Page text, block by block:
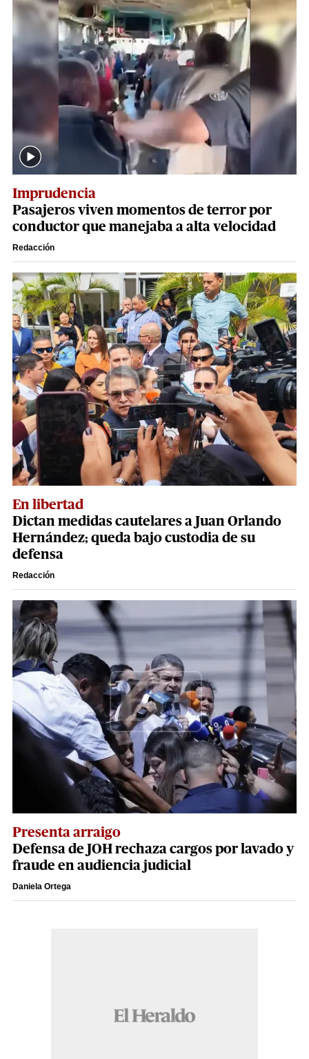
Imprudencia
Pasajeros viven momentos de terror por
conductor que manejaba a alta velocidad
Redacción
En libertad
Dictan medidas cautelares a Juan Orlando
Hernández; queda bajo custodia de su
defensa
Redacción
Presenta arraigo
Defensa de JOH rechaza cargos por lavado y
fraude en audiencia judicial
Daniela Ortega